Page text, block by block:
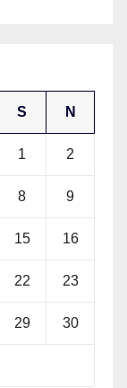
S N
1 2
8 9
15 16
22 23
29 30